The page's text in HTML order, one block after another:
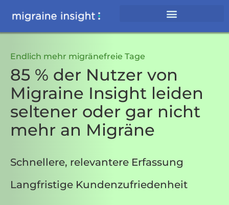
Endlich mehr migränefreie Tage
85 % der Nutzer von
Migraine Insight leiden
seltener oder gar nicht
mehr an Migräne
Schnellere, relevantere Erfassung
Langfristige Kundenzufriedenheit